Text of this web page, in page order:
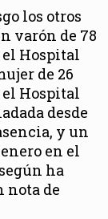
los otros
varón de 78
el Hospital
de 26
el Hospital
desde
y un
en el
ha
nota de